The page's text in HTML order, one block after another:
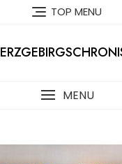
TOP MENU
MENU